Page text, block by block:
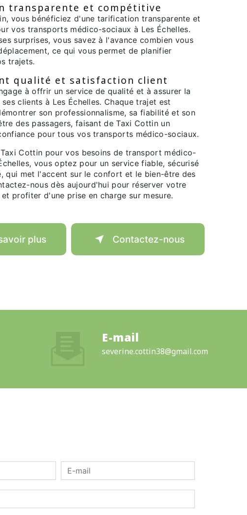
transparente et compétitive
vous bénéficiez d'une tarification transparente et
vos transports médico-sociaux à Les Échelles.
surprises, vous savez à l'avance combien vous
ce qui vous permet de planifier
trajets.
qualité et satisfaction client
à offrir un service de qualité et à assurer la
clients à Les Échelles. Chaque trajet est
son professionnalisme, sa fiabilité et son
des passagers, faisant de Taxi Cottin un
pour tous vos transports médico-sociaux.
Cottin pour vos besoins de transport médico-
vous optez pour un service fiable, sécurisé
qui met l'accent sur le confort et le bien-être des
nous dès aujourd'hui pour réserver votre
profiter d'une prise en charge sur mesure.
plus Contactez-nous
E-mail
severine.cottin38@gmail.com